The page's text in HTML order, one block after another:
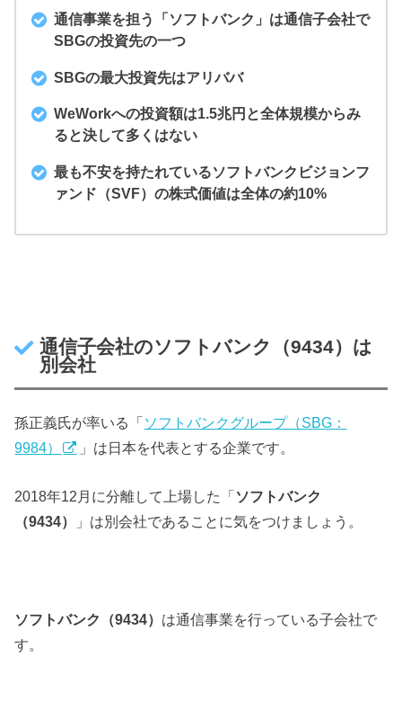
通信事業を担う「ソフトバンク」は通信子会社で
SBGの投資先の一つ
SBGの最大投資先はアリババ
WeWorkへの投資額は1.5兆円と全体規模からみ
ると決して多くはない
最も不安を持たれているソフトバンクビジョンフ
ァンド（SVF）の株式価値は全体の約10%
通信子会社のソフトバンク（9434）は
別会社
孫正義氏が率いる「ソフトバンクグループ（SBG：
9984）
」は日本を代表とする企業です。
2018年12月に分離して上場した「ソフトバンク
（9434）
」は別会社であることに気をつけましょう。
ソフトバンク（9434） は通信事業を行っている子会社で
す。